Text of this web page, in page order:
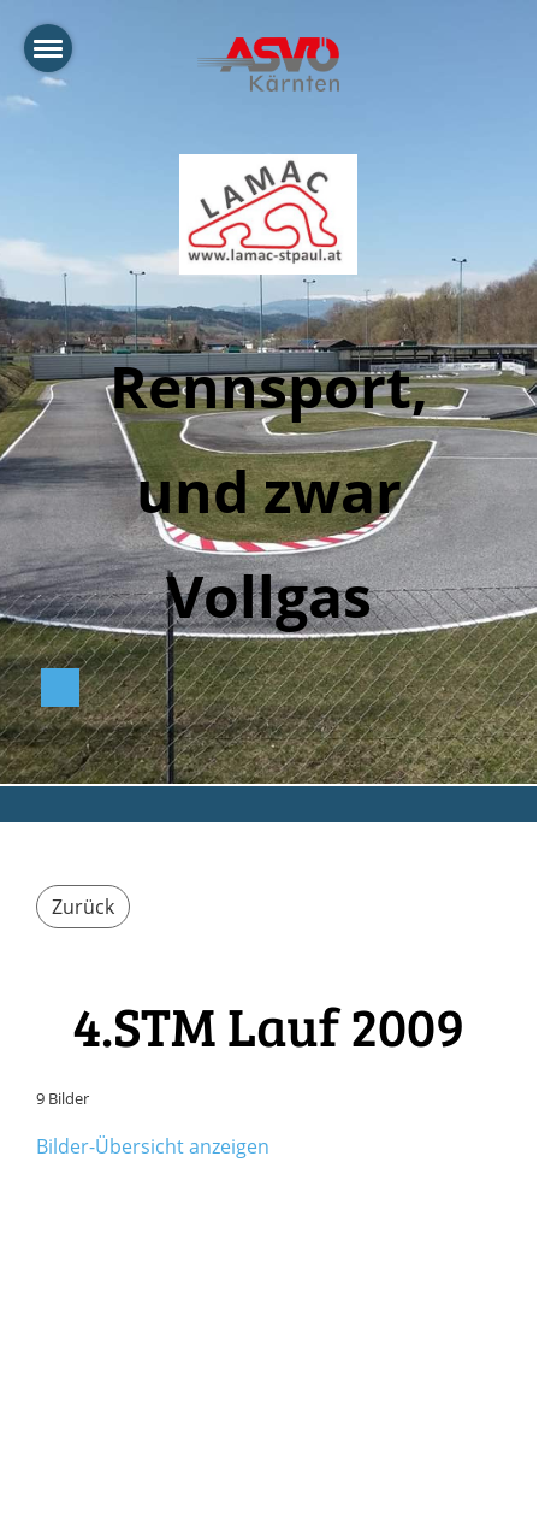
Rennsport,
und zwar
Vollgas
Zurück
4.STM Lauf 2009
9 Bilder
Bilder-Übersicht anzeigen